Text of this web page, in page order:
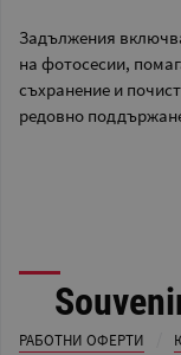
Задължения
на фотосесии,
съхранение и
редовно
РАБОТНИ ОФЕРТИ